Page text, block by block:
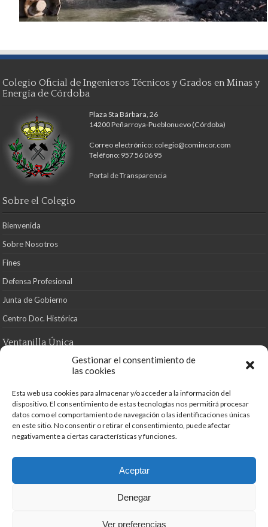
Gestionar el consentimiento de
las cookies
Esta web usa cookies para almacenar y/o acceder a la información del
dispositivo. El consentimiento de estas tecnologías nos permitirá procesar
datos como el comportamiento de navegación o las identificaciones únicas
en este sitio. No consentir o retirar el consentimiento, puede afectar
negativamente a ciertas características y funciones.
Aceptar
Denegar
Ver preferencias
Colegio Oficial de Ingenieros Técnicos y Grados en Minas y
Energía de Córdoba
Plaza Sta Bárbara, 26
14200 Peñarroya-Pueblonuevo (Córdoba)
Correo electrónico: colegio@comincor.com
Teléfono: 957 56 06 95
Portal de Transparencia
Sobre el Colegio
Bienvenida
Sobre Nosotros
Fines
Defensa Profesional
Junta de Gobierno
Centro Doc. Histórica
Ventanilla Única
Directorio de Profesionales Libres
Registro de Peritos Judiciales
Reclamaciones, Quejas y Sugerencias
Código Deontológico
Contacto
Desarrollado por de Azul Turquesa